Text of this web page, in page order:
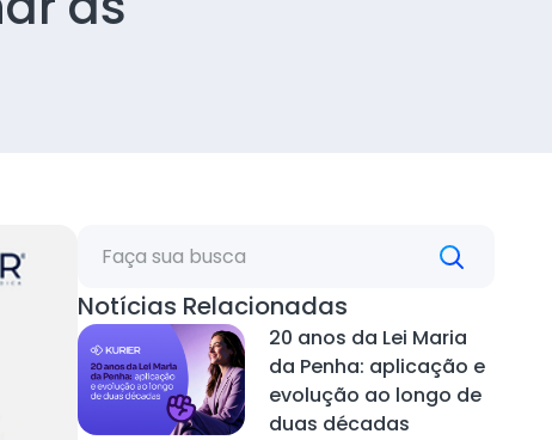
Notícias Relacionadas
20 anos da Lei Maria
da Penha: aplicação e
evolução ao longo de
duas décadas